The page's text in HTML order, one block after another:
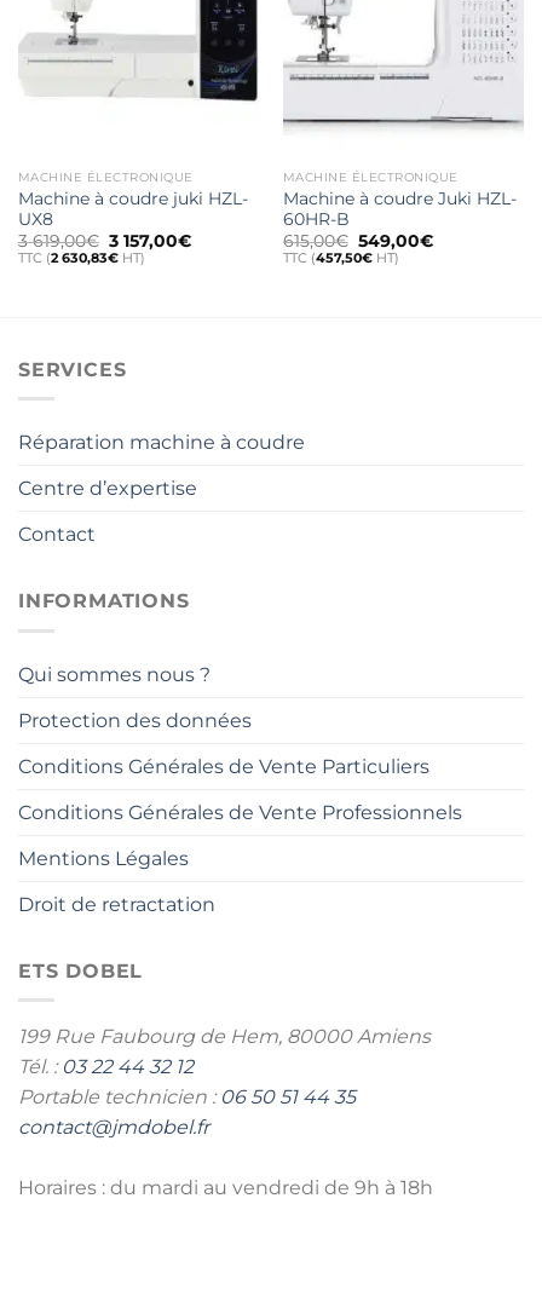
MACHINE ÉLECTRONIQUE
Machine à coudre juki HZL-
UX8
3 619,00€ Le
prix
initial
3 157,00€Le
TTC (2 630,83€HT)
MACHINE ÉLECTRONIQUE
Machine à coudre Juki HZL-
60HR-B
615,00€ Le
prix
initial
549,00€Le
TTC (457,50€HT)
SERVICES
Réparation machine à coudre
Centre d’expertise
Contact
INFORMATIONS
Qui sommes nous ?
Protection des données
Conditions Générales de Vente Particuliers
Conditions Générales de Vente Professionnels
Mentions Légales
Droit de retractation
ETS DOBEL
199 Rue Faubourg de Hem, 80000 Amiens
Tél. : 03 22 44 32 12
Portable technicien : 06 50 51 44 35
contact@jmdobel.fr
Horaires : du mardi au vendredi de 9h à 18h